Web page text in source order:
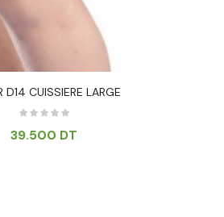
D14 CUISSIERE LARGE
39.500 DT